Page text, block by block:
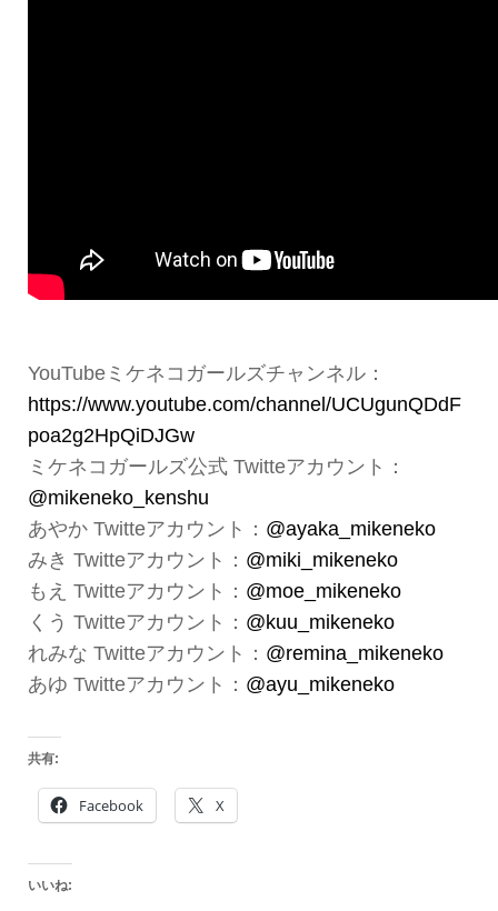
YouTubeミケネコガールズチャンネル：
https://www.youtube.com/channel/UCUgunQDdF
poa2g2HpQiDJGw
ミケネコガールズ公式 Twitteアカウント：
@mikeneko_kenshu
あやか Twitteアカウント： @ayaka_mikeneko
みき Twitteアカウント： @miki_mikeneko
もえ Twitteアカウント： @moe_mikeneko
くう Twitteアカウント： @kuu_mikeneko
れみな Twitteアカウント： @remina_mikeneko
あゆ Twitteアカウント： @ayu_mikeneko
共有:
Facebook X
いいね: